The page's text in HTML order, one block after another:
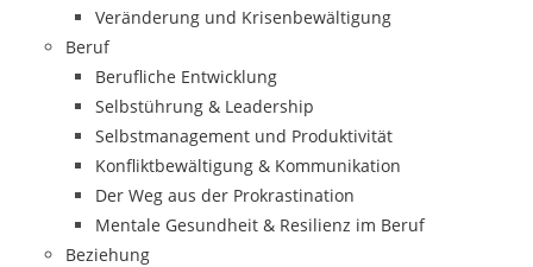
Veränderung und Krisenbewältigung
Beruf
Berufliche Entwicklung
Selbstührung & Leadership
Selbstmanagement und Produktivität
Konfliktbewältigung & Kommunikation
Der Weg aus der Prokrastination
Mentale Gesundheit & Resilienz im Beruf
Beziehung